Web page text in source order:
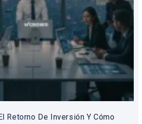
Retorno De Inversión Y Cómo